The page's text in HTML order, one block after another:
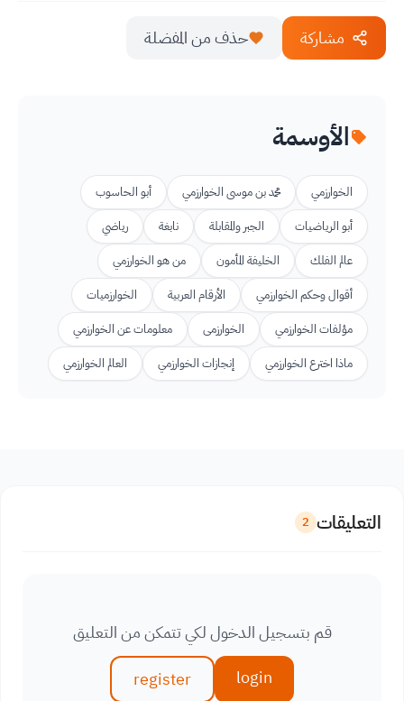
مشاركة حذف من المفضلة
الأوسمة
الخوارزمي محمد بن موسى الخوارزمي
أبو الحاسوب
أبو الرياضيات
الجبر والمقابلة نابغة
رياضي
عالم الفلك
الخليفة المأمون
من هو الخوارزمي
أقوال وحكم الخوارزمي
الأرقام العربية
الخوارزميات
مؤلفات الخوارزمي
الخوارزمى
معلومات عن الخوارزمي
ماذا اخترع الخوارزمي
إنجازات الخوارزمي العالم الخوارزمي
التعليقات 2
قم بتسجيل الدخول لكي تتمكن من التعليق
login
register